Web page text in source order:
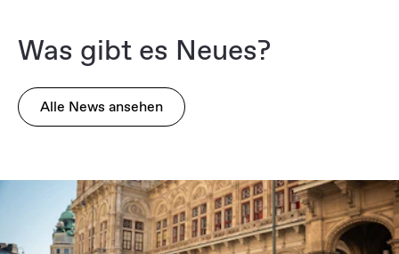
Was gibt es Neues?
Alle News ansehen